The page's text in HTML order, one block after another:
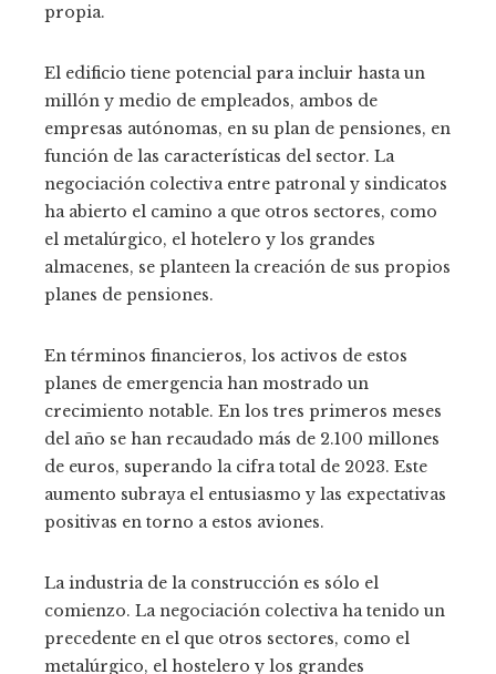
propia.
El edificio tiene potencial para incluir hasta un
millón y medio de empleados, ambos de
empresas autónomas, en su plan de pensiones, en
función de las características del sector. La
negociación colectiva entre patronal y sindicatos
ha abierto el camino a que otros sectores, como
el metalúrgico, el hotelero y los grandes
almacenes, se planteen la creación de sus propios
planes de pensiones.
En términos financieros, los activos de estos
planes de emergencia han mostrado un
crecimiento notable. En los tres primeros meses
del año se han recaudado más de 2.100 millones
de euros, superando la cifra total de 2023. Este
aumento subraya el entusiasmo y las expectativas
positivas en torno a estos aviones.
La industria de la construcción es sólo el
comienzo. La negociación colectiva ha tenido un
precedente en el que otros sectores, como el
metalúrgico, el hostelero y los grandes